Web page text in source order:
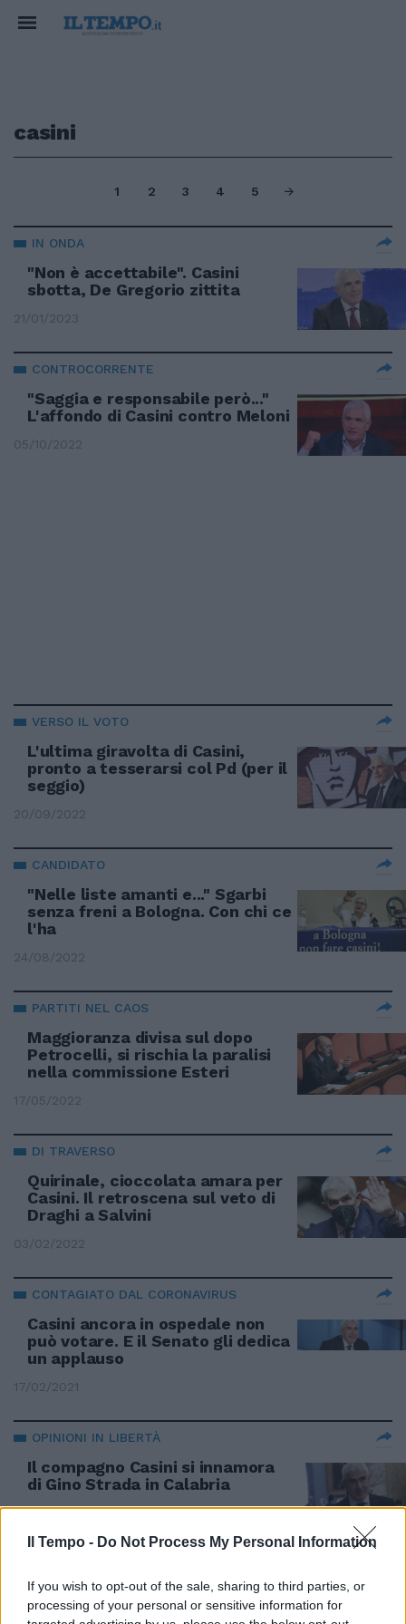
Il Tempo - Do Not Process My Personal Information
If you wish to opt-out of the sale, sharing to third parties, or
processing of your personal or sensitive information for
casini
1 2 3 4 5
IN ONDA
"Non è accettabile". Casini
sbotta, De Gregorio zittita
21/01/2023
CONTROCORRENTE
"Saggia e responsabile però..."
L'affondo di Casini contro Meloni
05/10/2022
VERSO IL VOTO
L'ultima giravolta di Casini,
pronto a tesserarsi col Pd (per il
seggio)
20/09/2022
CANDIDATO
"Nelle liste amanti e..." Sgarbi
senza freni a Bologna. Con chi ce
l'ha
24/08/2022
PARTITI NEL CAOS
Maggioranza divisa sul dopo
Petrocelli, si rischia la paralisi
nella commissione Esteri
17/05/2022
DI TRAVERSO
Quirinale, cioccolata amara per
Casini. Il retroscena sul veto di
Draghi a Salvini
03/02/2022
CONTAGIATO DAL CORONAVIRUS
Casini ancora in ospedale non
può votare. E il Senato gli dedica
un applauso
17/02/2021
OPINIONI IN LIBERTÀ
Il compagno Casini si innamora
di Gino Strada in Calabria
10/11/2020
Gaffe Casellati, come chiama
Salvini